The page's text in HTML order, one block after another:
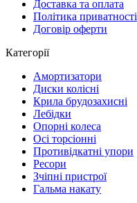
Доставка та оплата
Політика приватності
Договір оферти
Категорії
Амортизатори
Диски колісні
Крила брудозахисні
Лебідки
Опорні колеса
Осі торсіонні
Противідкатні упори
Ресори
Зчіпні пристрої
Гальма накату